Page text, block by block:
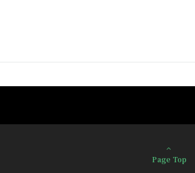
Page Top